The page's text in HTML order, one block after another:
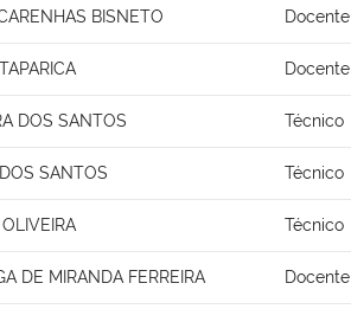
BISNETO Docente
Docente
DOS SANTOS Técnico
SANTOS Técnico
Técnico
DE MIRANDA FERREIRA Docente